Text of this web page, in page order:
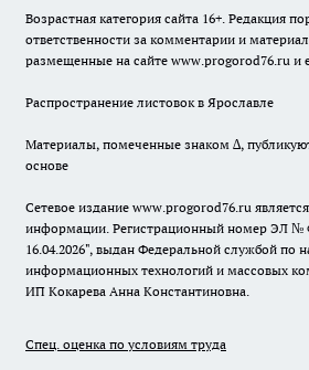
Возрастная категория сайта 16+. Редакция
ответственности за комментарии и
размещенные на сайте www.progorod76.ru и
Распространение листовок в Ярославле
Материалы, помеченные знаком ∆,
основе
Сетевое издание www.progorod76.ru
информации. Регистрационный номер ЭЛ №
16.04.2026", выдан Федеральной службой по
информационных технологий и массовых
ИП Кокарева Анна Константиновна.
Спец. оценка по условиям труда